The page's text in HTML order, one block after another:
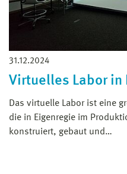
31.12.2024
Virtuelles Labor in
Das virtuelle Labor ist eine
die in Eigenregie im
konstruiert, gebaut und…